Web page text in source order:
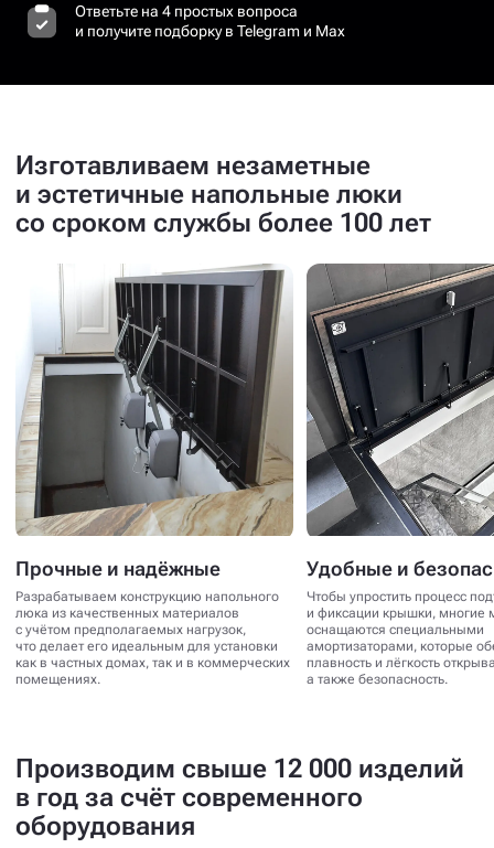
Ответьте на 4 простых вопроса
и получите подборку в Telegram и Max
Изготавливаем незаметные
и эстетичные напольные люки
со сроком службы более 100 лет
Прочные и надёжные
Разрабатываем конструкцию напольного
люка из качественных материалов
с учётом предполагаемых нагрузок,
что делает его идеальным для установки
как в частных домах, так и в коммерческих
помещениях.
Удобные и
Чтобы упростить процесс
и фиксации крышки, многие
оснащаются специальными
амортизаторами, которые
плавность и лёгкость
а также безопасность.
Производим свыше 12 000 изделий
в год за счёт современного
оборудования